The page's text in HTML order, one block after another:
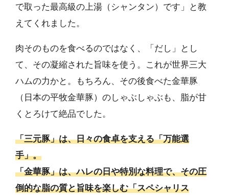
で取った最高級の上湯（シャンタン）です」と教
えてくれました。
肉そのものを食べるのではなく、「だし」とし
て、その凝縮された旨味を使う。これが世界三大
ハムの力かと。もちろん、その後食べた金華豚
（日本の平牧金華豚）のしゃぶしゃぶも、脂が甘
くとろけて絶品でした。
「三元豚」は、日々の食卓を支える「万能選
手」。
「金華豚」は、ハレの日や特別な料理で、その圧
倒的な脂の質と旨味を楽しむ「スペシャリス